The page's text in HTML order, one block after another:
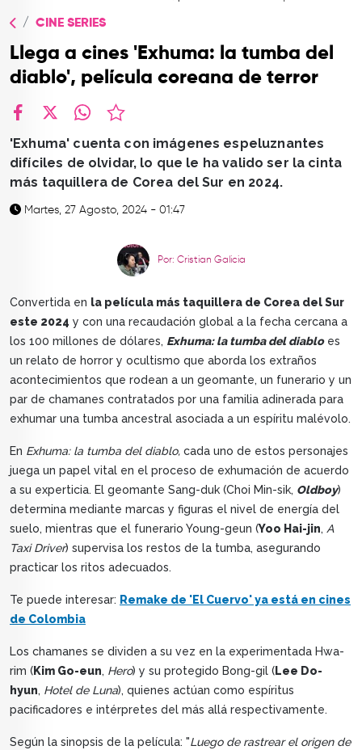
CONTACTO
CINE SERIES
Llega a cines 'Exhuma: la tumba del
diablo', película coreana de terror
'Exhuma' cuenta con imágenes espeluznantes
difíciles de olvidar, lo que le ha valido ser la cinta
más taquillera de Corea del Sur en 2024.
Martes, 27 Agosto, 2024 - 01:47
Por: Cristian Galicia
Convertida en la película más taquillera de Corea del Sur
este 2024 y con una recaudación global a la fecha cercana a
los 100 millones de dólares, Exhuma: la tumba del diabloes
un relato de horror y ocultismo que aborda los extraños
acontecimientos que rodean a un geomante, un funerario y un
par de chamanes contratados por una familia adinerada para
exhumar una tumba ancestral asociada a un espíritu malévolo.
En Exhuma: la tumba del diablo, cada uno de estos personajes
juega un papel vital en el proceso de exhumación de acuerdo
a su experticia. El geomante Sang-duk (Choi Min-sik, Oldboy)
determina mediante marcas y figuras el nivel de energía del
suelo, mientras que el funerario Young-geun (Yoo Hai-jin, A
Taxi Driver) supervisa los restos de la tumba, asegurando
practicar los ritos adecuados.
Te puede interesar: Remake de 'El Cuervo' ya está en cines
de Colombia
Los chamanes se dividen a su vez en la experimentada Hwa-
rim (Kim Go-eun, Hero) y su protegido Bong-gil (Lee Do-
hyun, Hotel de Luna), quienes actúan como espíritus
pacificadores e intérpretes del más allá respectivamente.
Según la sinopsis de la película: "Luego de rastrear el origen de